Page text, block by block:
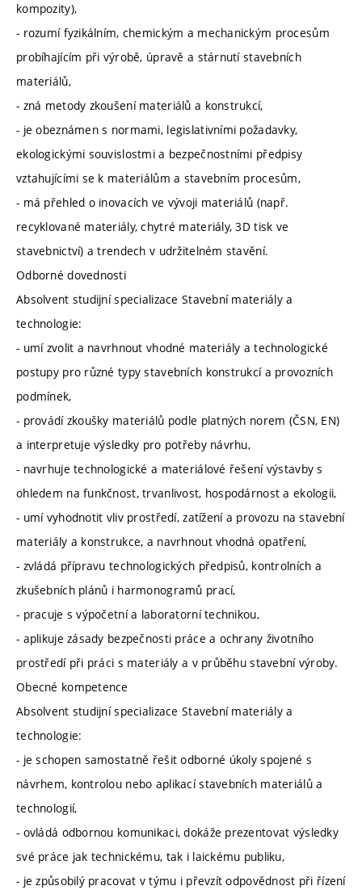
kompozity),
- rozumí fyzikálním, chemickým a mechanickým procesům
probíhajícím při výrobě, úpravě a stárnutí stavebních
materiálů,
- zná metody zkoušení materiálů a konstrukcí,
- je obeznámen s normami, legislativními požadavky,
ekologickými souvislostmi a bezpečnostními předpisy
vztahujícími se k materiálům a stavebním procesům,
- má přehled o inovacích ve vývoji materiálů (např.
recyklované materiály, chytré materiály, 3D tisk ve
stavebnictví) a trendech v udržitelném stavění.
Odborné dovednosti
Absolvent studijní specializace Stavební materiály a
technologie:
- umí zvolit a navrhnout vhodné materiály a technologické
postupy pro různé typy stavebních konstrukcí a provozních
podmínek,
- provádí zkoušky materiálů podle platných norem (ČSN, EN)
a interpretuje výsledky pro potřeby návrhu,
- navrhuje technologické a materiálové řešení výstavby s
ohledem na funkčnost, trvanlivost, hospodárnost a ekologii,
- umí vyhodnotit vliv prostředí, zatížení a provozu na stavební
materiály a konstrukce, a navrhnout vhodná opatření,
- zvládá přípravu technologických předpisů, kontrolních a
zkušebních plánů i harmonogramů prací,
- pracuje s výpočetní a laboratorní technikou,
- aplikuje zásady bezpečnosti práce a ochrany životního
prostředí při práci s materiály a v průběhu stavební výroby.
Obecné kompetence
Absolvent studijní specializace Stavební materiály a
technologie:
- je schopen samostatně řešit odborné úkoly spojené s
návrhem, kontrolou nebo aplikací stavebních materiálů a
technologií,
- ovládá odbornou komunikaci, dokáže prezentovat výsledky
své práce jak technickému, tak i laickému publiku,
- je způsobilý pracovat v týmu i převzít odpovědnost při řízení